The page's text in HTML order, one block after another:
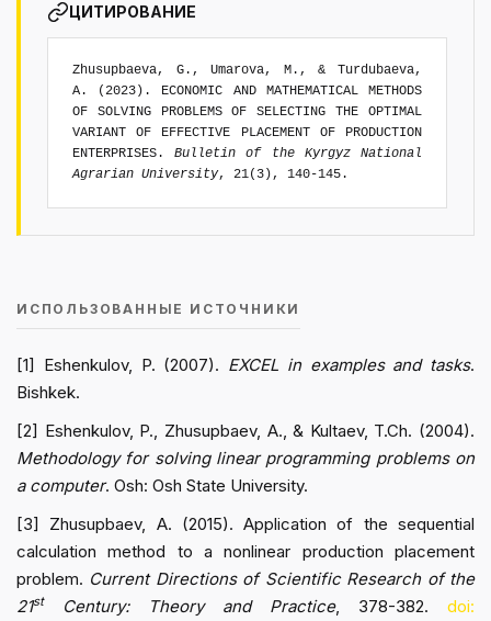
ЦИТИРОВАНИЕ
Zhusupbaeva, G., Umarova, M., & Turdubaeva,
A. (2023). ECONOMIC AND MATHEMATICAL METHODS
OF SOLVING PROBLEMS OF SELECTING THE OPTIMAL
VARIANT OF EFFECTIVE PLACEMENT OF PRODUCTION
ENTERPRISES.Bulletin of the Kyrgyz National
Agrarian University, 21(3), 140-145.
ИСПОЛЬЗОВАННЫЕ ИСТОЧНИКИ
[1] Eshenkulov, P. (2007). EXCEL in examples and tasks.
Bishkek.
[2] Eshenkulov, P., Zhusupbaev, A., & Kultaev, T.Ch. (2004).
Methodology for solving linear programming problems on
a computer. Osh: Osh State University.
[3] Zhusupbaev, A. (2015). Application of the sequential
calculation method to a nonlinear production placement
problem. Current Directions of Scientific Research of the
21stCentury: Theory and Practice, 378-382. doi: